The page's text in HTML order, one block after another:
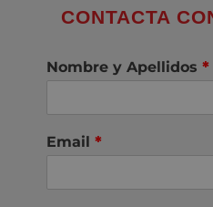
CONTACTA
Nombre y Apellidos *
Email *